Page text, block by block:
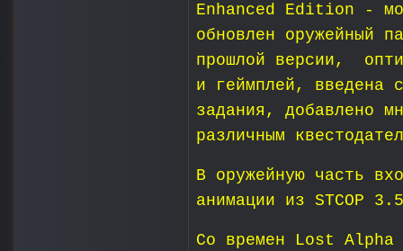
Enhanced Edition -
обновлен оружейный
прошлой версии,
и геймплей, введена
задания, добавлено
различным
В оружейную часть
анимации из STCOP
Со времен Lost Alpha